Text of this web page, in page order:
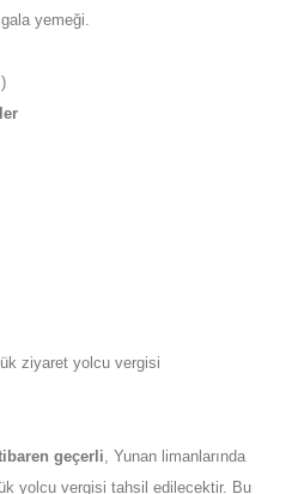
yemeği.
ziyaret yolcu vergisi
geçerli, Yunan limanlarında
yolcu vergisi tahsil edilecektir. Bu